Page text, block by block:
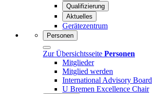
Qualifizierung
Aktuelles
Gerätezentrum
Personen
Zur Übersichtsseite Personen
Mitglieder
Mitglied werden
International Advisory Board
U Bremen Excellence Chair